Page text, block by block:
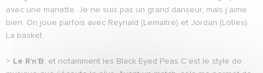
avec une manette. Je ne suis pas un grand danseur, mais j’aime
bien. On joue parfois avec Reynald (Lemaitre) et Jordan (Loties).
La basket.
> Le R’n’B , et notamment les Black Eyed Peas C’est le style de